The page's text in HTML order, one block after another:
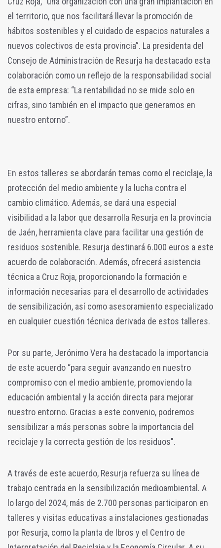
el territorio, que nos facilitará llevar la promoción de
hábitos sostenibles y el cuidado de espacios naturales a
nuevos colectivos de esta provincia”. La presidenta del
Consejo de Administración de Resurja ha destacado esta
colaboración como un reflejo de la responsabilidad social
de esta empresa: “La rentabilidad no se mide solo en
cifras, sino también en el impacto que generamos en
nuestro entorno”.
En estos talleres se abordarán temas como el reciclaje, la
protección del medio ambiente y la lucha contra el
cambio climático. Además, se dará una especial
visibilidad a la labor que desarrolla Resurja en la provincia
de Jaén, herramienta clave para facilitar una gestión de
residuos sostenible. Resurja destinará 6.000 euros a este
acuerdo de colaboración. Además, ofrecerá asistencia
técnica a Cruz Roja, proporcionando la formación e
información necesarias para el desarrollo de actividades
de sensibilización, así como asesoramiento especializado
en cualquier cuestión técnica derivada de estos talleres.
Por su parte, Jerónimo Vera ha destacado la importancia
de este acuerdo “para seguir avanzando en nuestro
compromiso con el medio ambiente, promoviendo la
educación ambiental y la acción directa para mejorar
nuestro entorno. Gracias a este convenio, podremos
sensibilizar a más personas sobre la importancia del
reciclaje y la correcta gestión de los residuos".
A través de este acuerdo, Resurja refuerza su línea de
trabajo centrada en la sensibilización medioambiental. A
lo largo del 2024, más de 2.700 personas participaron en
talleres y visitas educativas a instalaciones gestionadas
por Resurja, como la planta de Ibros y el Centro de